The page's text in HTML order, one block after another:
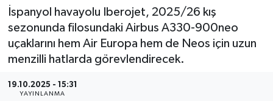
İspanyol havayolu Iberojet, 2025/26 kış
sezonunda filosundaki Airbus A330-900neo
uçaklarını hem Air Europa hem de Neos için uzun
menzilli hatlarda görevlendirecek.
19.10.2025 - 15:31
YAYINLANMA